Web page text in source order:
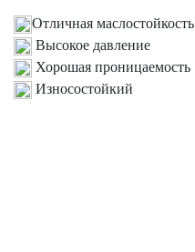
Отличная маслостойкость
Высокое давление
Хорошая проницаемость
Износостойкий